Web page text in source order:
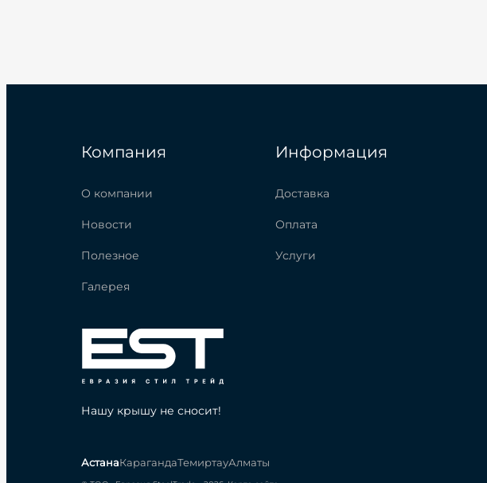
Компания
О компании
Новости
Полезное
Галерея
Информация
Доставка
Оплата
Услуги
Нашу крышу не сносит!
АстанаКарагандаТемиртауАлматы